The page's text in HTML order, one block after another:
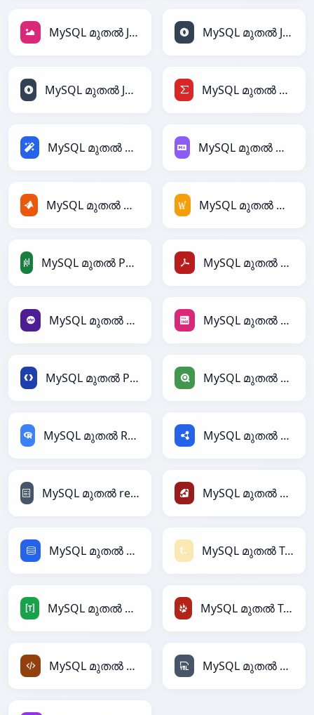
MySQL മുതൽ JPEG MySQL മുതൽ JSON
MySQL മുതൽ JSONLines MySQL മുതൽ LaTeX
MySQL മുതൽ Magic MySQL മുതൽ Markdown
MySQL മുതൽ MATLAB MySQL മുതൽ MediaWiki
MySQL മുതൽ PandasDataFrame MySQL മുതൽ PDF
MySQL മുതൽ PHP MySQL മുതൽ PNG
MySQL മുതൽ Protobuf MySQL മുതൽ Qlik
MySQL മുതൽ RDataFrame MySQL മുതൽ RDF
MySQL മുതൽ reStructuredText MySQL മുതൽ Ruby
MySQL മുതൽ SQL MySQL മുതൽ Textile
MySQL മുതൽ TOML MySQL മുതൽ TracWiki
MySQL മുതൽ XML MySQL മുതൽ YAML